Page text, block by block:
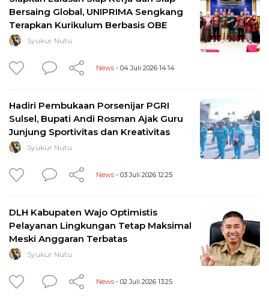
Bersaing Global, UNIPRIMA Sengkang
Terapkan Kurikulum Berbasis OBE
Syukur Nutu
News - 04 Juli 2026 14:14
Hadiri Pembukaan Porsenijar PGRI
Sulsel, Bupati Andi Rosman Ajak Guru
Junjung Sportivitas dan Kreativitas
Syukur Nutu
News - 03 Juli 2026 12:25
DLH Kabupaten Wajo Optimistis
Pelayanan Lingkungan Tetap Maksimal
Meski Anggaran Terbatas
Syukur Nutu
News - 02 Juli 2026 13:25